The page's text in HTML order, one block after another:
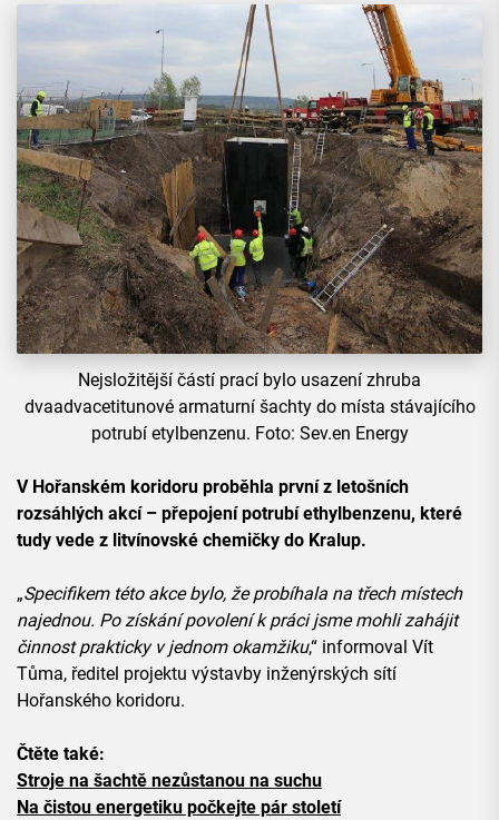
Nejsložitější částí prací bylo usazení zhruba
dvaadvacetitunové armaturní šachty do místa stávajícího
potrubí etylbenzenu. Foto: Sev.en Energy
V Hořanském koridoru proběhla první z letošních
rozsáhlých akcí – přepojení potrubí ethylbenzenu, které
tudy vede z litvínovské chemičky do Kralup.
„Specifikem této akce bylo, že probíhala na třech místech
najednou. Po získání povolení k práci jsme mohli zahájit
činnost prakticky v jednom okamžiku,“ informoval Vít
Tůma, ředitel projektu výstavby inženýrských sítí
Hořanského koridoru.
Čtěte také:
Stroje na šachtě nezůstanou na suchu
Na čistou energetiku počkejte pár století